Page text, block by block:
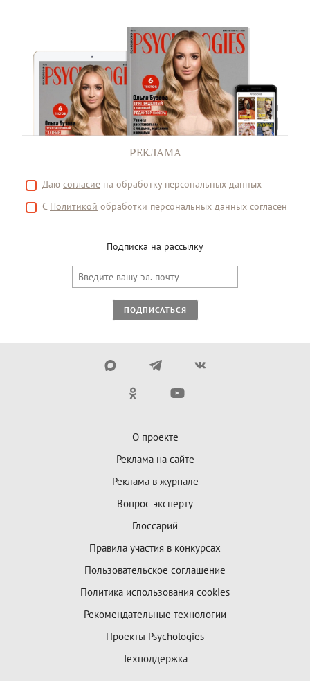
РЕКЛАМА
Даю согласие на обработку персональных данных
С Политикой обработки персональных данных согласен
Подписка на рассылку
ПОДПИСАТЬСЯ
О проекте
Реклама на сайте
Реклама в журнале
Вопрос эксперту
Глоссарий
Правила участия в конкурсах
Пользовательское соглашение
Политика использования cookies
Рекомендательные технологии
Проекты Psychologies
Техподдержка